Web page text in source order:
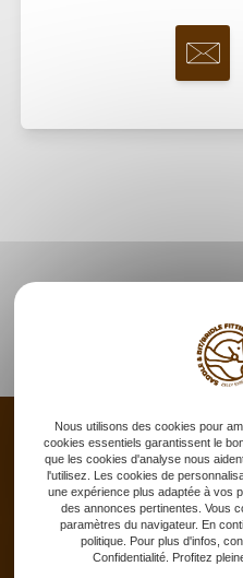
Bit
Nous utilisons des cookies pour
cookies essentiels garantissent le
que les cookies d'analyse nous
l'utilisez. Les cookies de
une expérience plus adaptée à vos
des annonces pertinentes. Vous
paramètres du navigateur. En
politique. Pour plus d'infos,
Confidentialité. Profitez